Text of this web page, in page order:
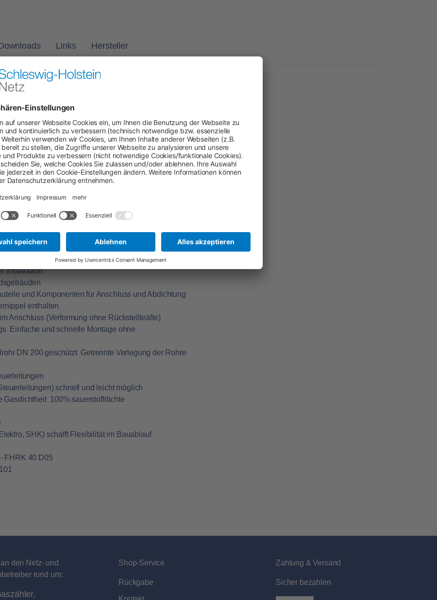
Links Hersteller
wasserdichte Abdichtung von Rohren und
für den Einsatz in bauseitigen
mit DN 250. Das System ist anschlussfertig mit
ausgestattet. Die geführten
DN 200 geschützt. Die Abdichtung
Curaflex Nova Uno/breit. Es
Außendurchmesser von 32 mm zum
(Weiße Wanne)
Installation
und Komponenten für Anschluss und Abdichtung
enthalten
Anschluss (Verformung ohne Rückstellkräfte)
 Einfache und schnelle Montage ohne
DN 200 geschützt  Getrennte Verlegung der Rohre
schnell und leicht möglich
 100% sauerstoffdichte
SHK) schafft Flexibilität im Bauablauf
FHRK 40 D05
den Netz- und
rund um:
Shop-Service
Rückgabe
Zahlung & Versand
Sicher bezahlen